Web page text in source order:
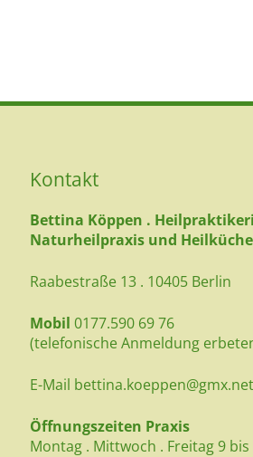
Kontakt
Bettina Köppen .
Naturheilpraxis und Heilküche
Raabestraße 13 . 10405 Berlin
Mobil0177.590 69 76
(telefonische Anmeldung
E-Mail bettina.koeppen@gmx.net
Öffnungszeiten Praxis
Montag . Mittwoch . Freitag 9